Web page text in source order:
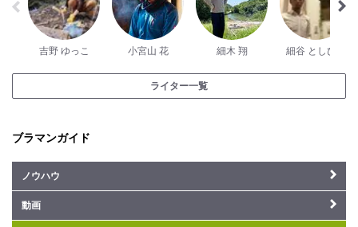
吉野 ゆっこ 小宮山 花 細木 翔 細谷 としひで
ライター一覧
ブラマンガイド
ノウハウ
動画